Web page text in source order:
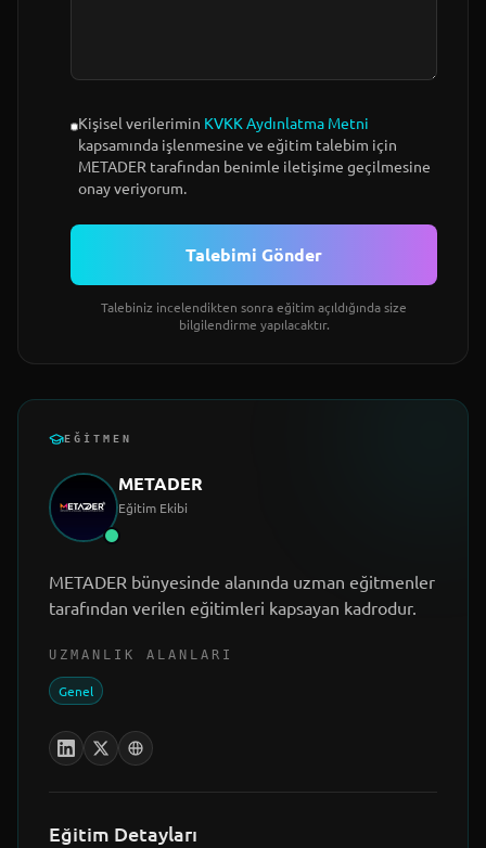
Kişisel verilerimin KVKK Aydınlatma Metni
kapsamında işlenmesine ve eğitim talebim için
METADER tarafından benimle iletişime geçilmesine
onay veriyorum.
Talebimi Gönder
Talebiniz incelendikten sonra eğitim açıldığında size
bilgilendirme yapılacaktır.
EĞITMEN
METADER
Eğitim Ekibi
METADER bünyesinde alanında uzman eğitmenler
tarafından verilen eğitimleri kapsayan kadrodur.
UZMANLIK ALANLARI
Genel
Eğitim Detayları